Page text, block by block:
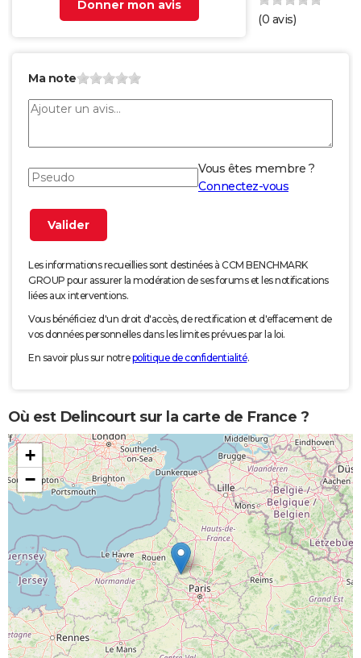
Donner mon avis
(0 avis)
Ma note
Vous êtes membre ?
Connectez-vous
Les informations recueillies sont destinées à CCM BENCHMARK
GROUP pour assurer la modération de ses forums et les notifications
liées aux interventions.
Vous bénéficiez d'un droit d'accès, de rectification et d'effacement de
vos données personnelles dans les limites prévues par la loi.
En savoir plus sur notrepolitique de confidentialité.
Où est Delincourt sur la carte de France ?
+
−